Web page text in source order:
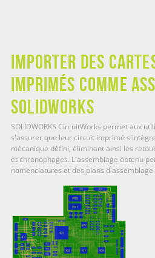
Importer des
imprimés comme
SOLIDWORKS
SOLIDWORKS CircuitWorks permet aux
s'assurer que leur circuit imprimé
mécanique défini, éliminant ainsi les
et chronophages. L'assemblage obtenu
nomenclatures et des plans d'assemblage